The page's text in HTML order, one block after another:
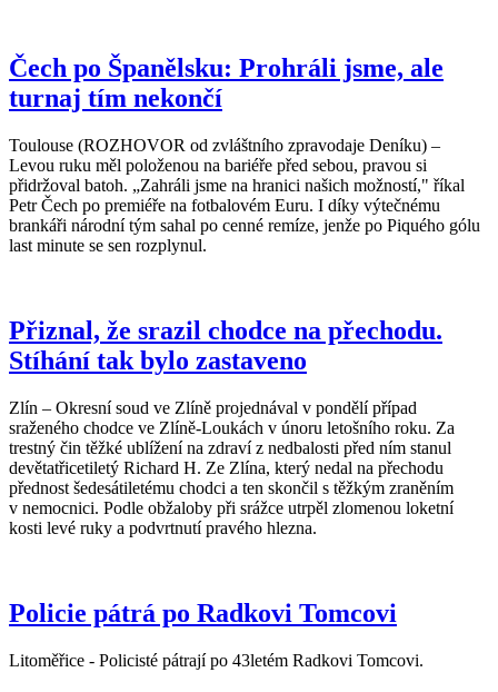
Čech po Španělsku: Prohráli jsme, ale
turnaj tím nekončí
Toulouse (ROZHOVOR od zvláštního zpravodaje Deníku) –
Levou ruku měl položenou na bariéře před sebou, pravou si
přidržoval batoh. „Zahráli jsme na hranici našich možností," říkal
Petr Čech po premiéře na fotbalovém Euru. I díky výtečnému
brankáři národní tým sahal po cenné remíze, jenže po Piquého gólu
last minute se sen rozplynul.
Přiznal, že srazil chodce na přechodu.
Stíhání tak bylo zastaveno
Zlín – Okresní soud ve Zlíně projednával v pondělí případ
sraženého chodce ve Zlíně-Loukách v únoru letošního roku. Za
trestný čin těžké ublížení na zdraví z nedbalosti před ním stanul
devětatřicetiletý Richard H. Ze Zlína, který nedal na přechodu
přednost šedesátiletému chodci a ten skončil s těžkým zraněním
v nemocnici. Podle obžaloby při srážce utrpěl zlomenou loketní
kosti levé ruky a podvrtnutí pravého hlezna.
Policie pátrá po Radkovi Tomcovi
Litoměřice - Policisté pátrají po 43letém Radkovi Tomcovi.